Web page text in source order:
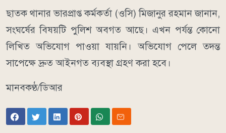
ছাতক থানার ভারপ্রাপ্ত কর্মকর্তা (ওসি) মিজানুর রহমান জানান,
সংঘর্ষের বিষয়টি পুলিশ অবগত আছে। এখন পর্যন্ত কোনো
লিখিত অভিযোগ পাওয়া যায়নি। অভিযোগ পেলে তদন্ত
সাপেক্ষে দ্রুত আইনগত ব্যবস্থা গ্রহণ করা হবে।
মানবকণ্ঠ/ডিআর